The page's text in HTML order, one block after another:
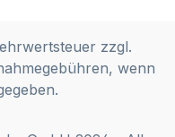
zzgl.
wenn